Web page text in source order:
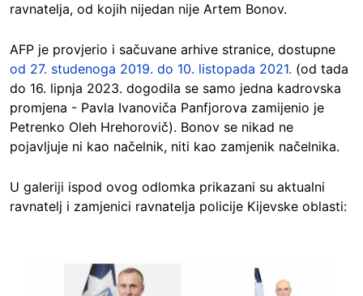
ravnatelja, od kojih nijedan nije Artem Bonov.
AFP je provjerio i sačuvane arhive stranice, dostupne
od 27. studenoga 2019. do 10. listopada 2021. (od tada
do 16. lipnja 2023. dogodila se samo jedna kadrovska
promjena - Pavla Ivanoviča Panfjorova zamijenio je
Petrenko Oleh Hrehorovič). Bonov se nikad ne
pojavljuje ni kao načelnik, niti kao zamjenik načelnika.
U galeriji ispod ovog odlomka prikazani su aktualni
ravnatelj i zamjenici ravnatelja policije Kijevske oblasti: